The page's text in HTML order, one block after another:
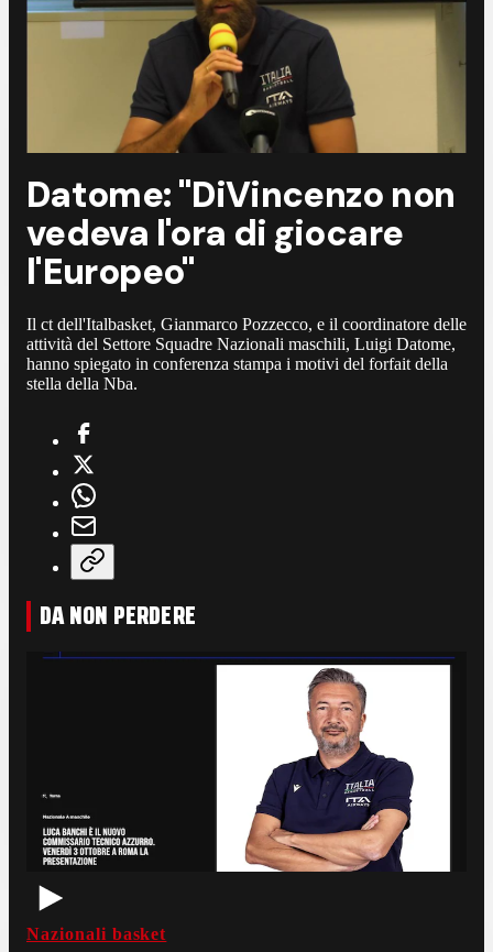
Datome: "DiVincenzo non
vedeva l'ora di giocare
l'Europeo"
Il ct dell'Italbasket, Gianmarco Pozzecco, e il coordinatore delle
attività del Settore Squadre Nazionali maschili, Luigi Datome,
hanno spiegato in conferenza stampa i motivi del forfait della
stella della Nba.
DA NON PERDERE
Nazionali basket